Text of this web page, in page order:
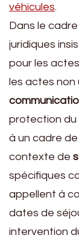
véhicules.
Dans le
juridiques
pour les
les actes non
protection du
à un cadre
contexte de
spécifiques
appellent à
dates de
intervention